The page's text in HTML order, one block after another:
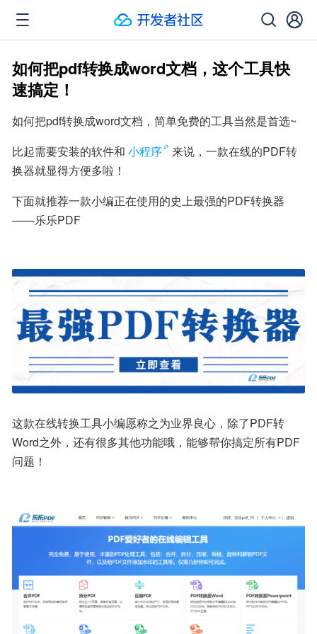
如何把pdf转换成word文档，这个工具快
速搞定！
如何把pdf转换成word文档，简单免费的工具当然是首选~
比起需要安装的软件和 小程序
来说，一款在线的PDF转
换器就显得方便多啦！
下面就推荐一款小编正在使用的史上最强的PDF转换器
——乐乐PDF
这款在线转换工具小编愿称之为业界良心，除了PDF转
Word之外，还有很多其他功能哦，能够帮你搞定所有PDF
问题！